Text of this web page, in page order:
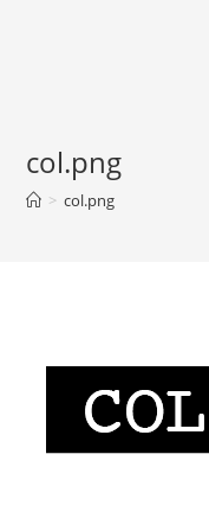
col.png
> col.png